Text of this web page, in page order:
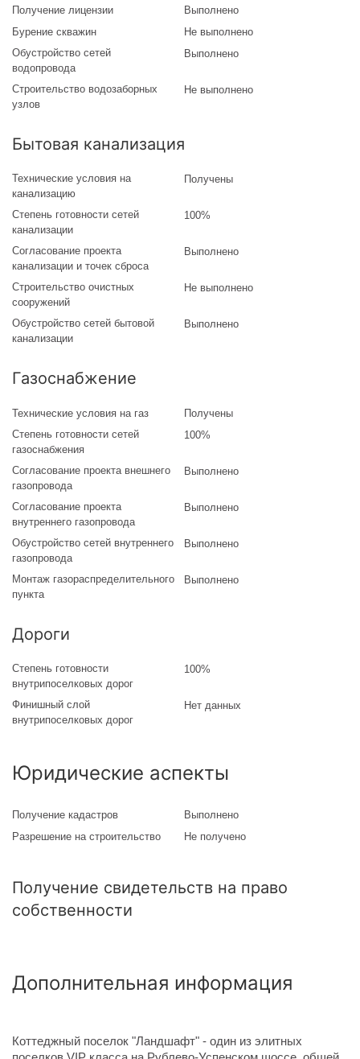
Получение лицензии
Выполнено
Бурение скважин
Не выполнено
Обустройство сетей
водопровода
Выполнено
Строительство водозаборных
узлов
Не выполнено
Бытовая канализация
Технические условия на
канализацию
Получены
Степень готовности сетей
канализации
100%
Согласование проекта
канализации и точек сброса
Выполнено
Строительство очистных
сооружений
Не выполнено
Обустройство сетей бытовой
канализации
Выполнено
Газоснабжение
Технические условия на газ
Получены
Степень готовности сетей
газоснабжения
100%
Согласование проекта внешнего
газопровода
Выполнено
Согласование проекта
внутреннего газопровода
Выполнено
Обустройство сетей внутреннего
газопровода
Выполнено
Монтаж газораспределительного
пункта
Выполнено
Дороги
Степень готовности
внутрипоселковых дорог
100%
Финишный слой
внутрипоселковых дорог
Нет данных
Юридические аспекты
Получение кадастров
Выполнено
Разрешение на строительство
Не получено
Получение свидетельств на право
собственности
Дополнительная информация
Коттеджный поселок "Ландшафт" - один из элитных